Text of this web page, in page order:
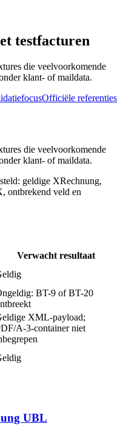
testfacturen
die veelvoorkomende
klant- of maildata.
Officiële referenties
die veelvoorkomende
klant- of maildata.
geldige XRechnung,
ontbrekend veld en
Verwacht resultaat
BT-9 of BT-20
XML-payload;
A-3-container niet
UBL